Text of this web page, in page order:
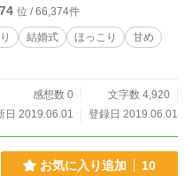
位 / 66,374件
結婚式 ほっこり
甘め
感想数 0
文字数 4,920
日 2019.06.01
登録日 2019.06.01
お気に入り追加 10